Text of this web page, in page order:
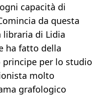
capacità di
da questa
libraria di Lidia
ha fatto della
per lo studio
molto
grafologico